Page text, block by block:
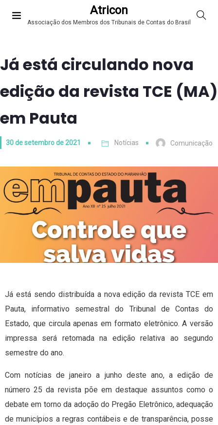
Atricon
Associação dos Membros dos Tribunais de Contas do Brasil
Já está circulando nova
edição da revista TCE (MA)
em Pauta
30 de setembro de 2021 Notícias Comunicação
Já está sendo distribuída a nova edição da revista TCE em
Pauta, informativo semestral do Tribunal de Contas do
Estado, que circula apenas em formato eletrônico. A versão
impressa será retomada na edição relativa ao segundo
semestre do ano.
Com notícias de janeiro a junho deste ano, a edição de
número 25 da revista põe em destaque assuntos como o
debate em torno da adoção do Pregão Eletrônico, adequação
de municípios a regras contábeis e de transparência, posse